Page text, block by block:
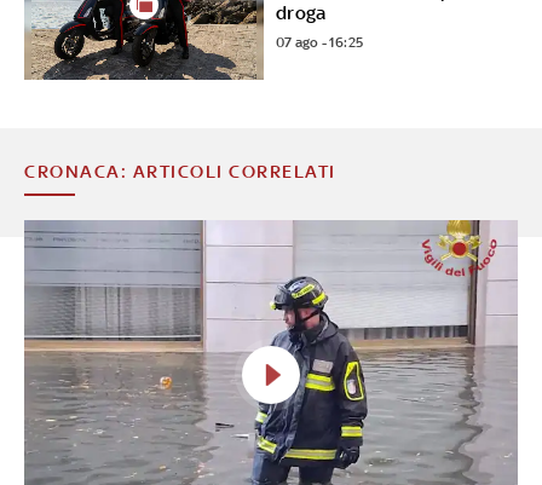
droga
07 ago - 16:25
CRONACA: ARTICOLI CORRELATI